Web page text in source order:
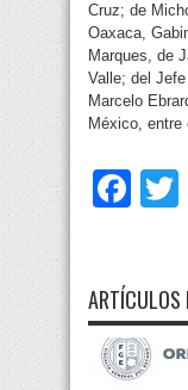
Cruz; de
Oaxaca,
Marques, de
Valle; del
Marcelo
México, entre
ARTÍCULOS